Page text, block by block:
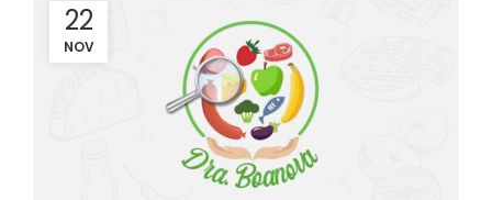
22
NOV